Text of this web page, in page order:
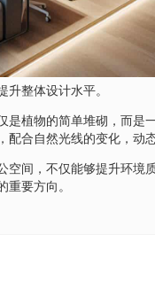
升整体设计水平。
是植物的简单堆砌，而
配合自然光线的变化，动
空间，不仅能够提升环境
重要方向。